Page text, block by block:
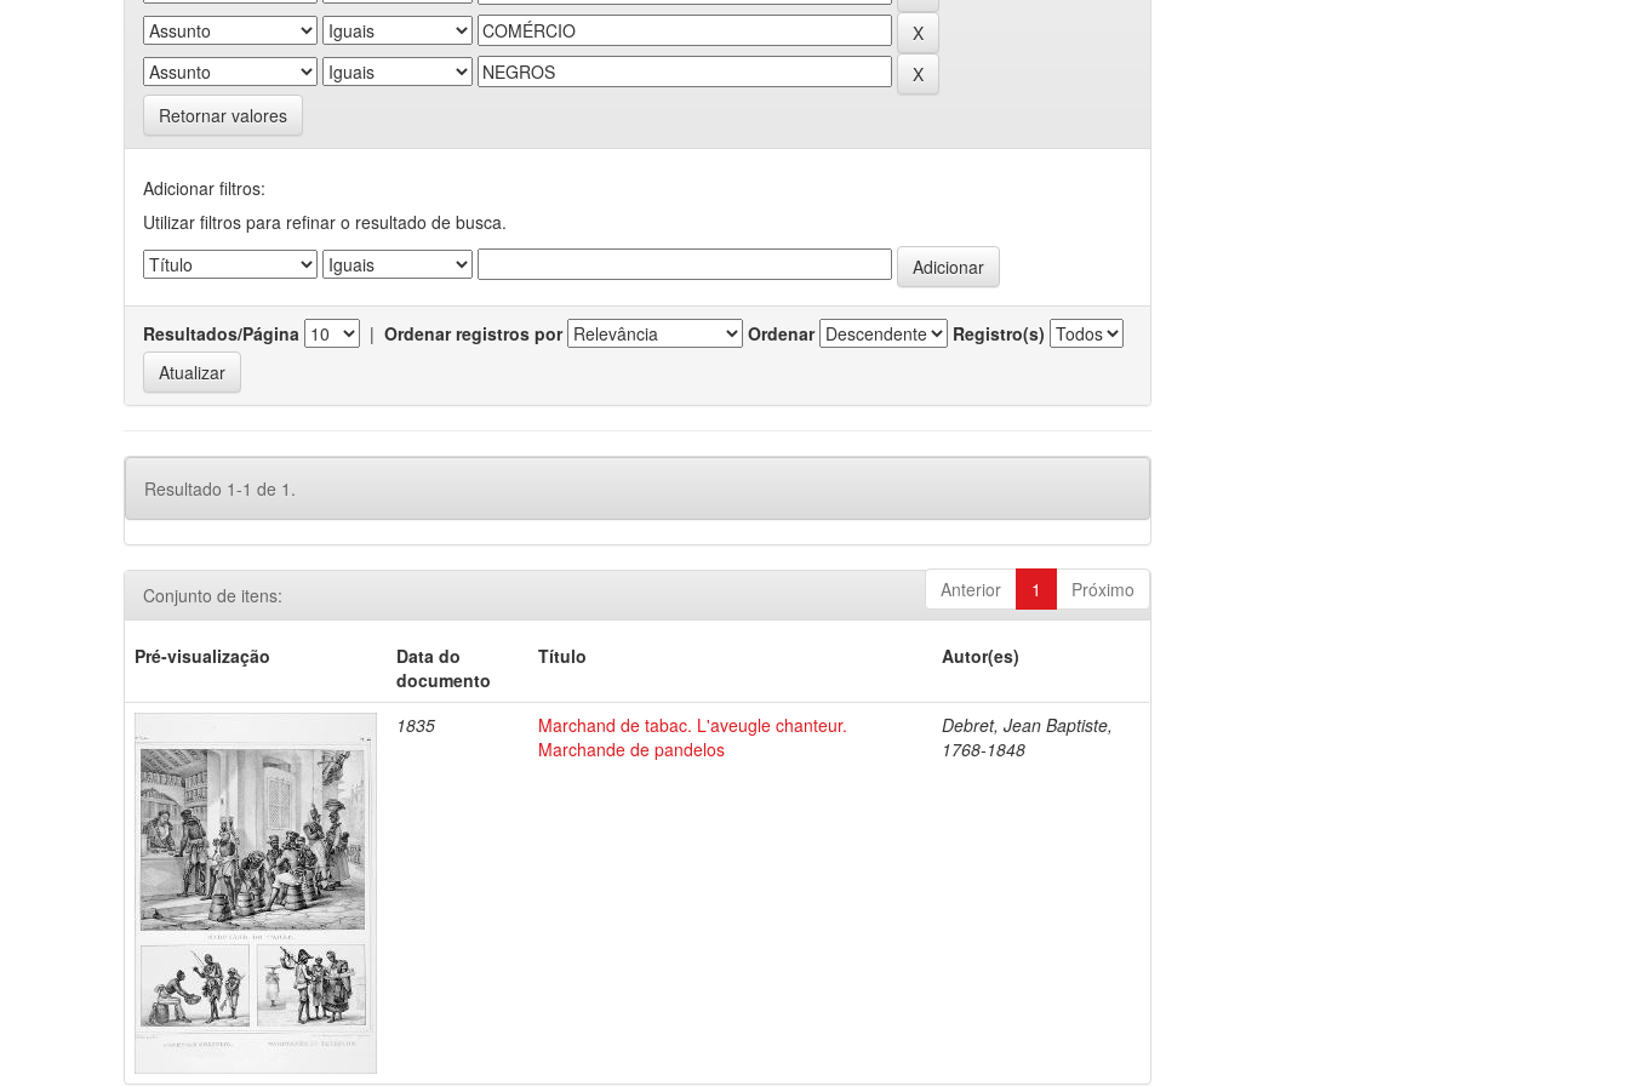
Retornar valores
Adicionar filtros:
Utilizar filtros para refinar o resultado de busca.
Resultados/Página | Ordenar registros por Ordenar Registro(s)
Resultado 1-1 de 1.
Anterior 1 Próximo
Conjunto de itens:
Pré-visualização
Data do
documento
Título Autor(es)
1835
Marchand de tabac. L'aveugle chanteur.
Marchande de pandelos
Debret, Jean Baptiste,
1768-1848